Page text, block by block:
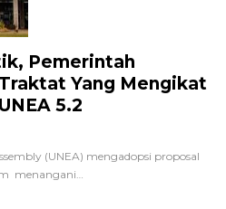
Pemerintah
Yang Mengikat
5.2
(UNEA) mengadopsi proposal
menangani…